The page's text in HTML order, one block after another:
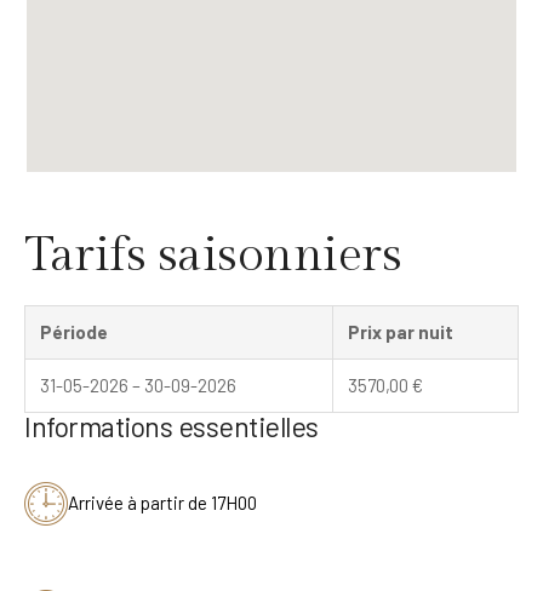
Tarifs saisonniers
Période Prix par nuit
31-05-2026 – 30-09-2026 3570,00 €
Informations essentielles
Arrivée à partir de 17H00